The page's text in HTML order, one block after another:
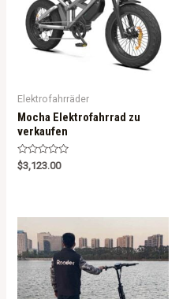
Elektrofahrräder
Mocha Elektrofahrrad zu
verkaufen
R
a
o
u
t
o
f
$3,123.00